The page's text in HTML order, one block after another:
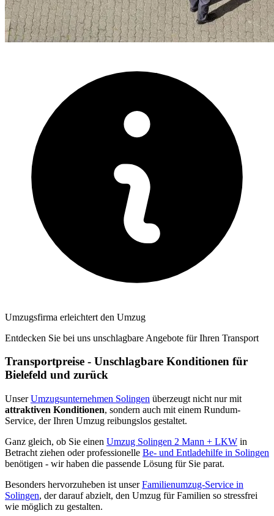
Umzugsfirma erleichtert den Umzug
Entdecken Sie bei uns unschlagbare Angebote für Ihren Transport
Transportpreise - Unschlagbare Konditionen für
Bielefeld und zurück
UnserUmzugsunternehmen Solingen überzeugt nicht nur mit
attraktiven Konditionen, sondern auch mit einem Rundum-
Service, der Ihren Umzug reibungslos gestaltet.
Ganz gleich, ob Sie einen Umzug Solingen 2 Mann + LKW in
Betracht ziehen oder professionelle Be- und Entladehilfe in Solingen
benötigen - wir haben die passende Lösung für Sie parat.
Besonders hervorzuheben ist unserFamilienumzug-Service in
Solingen, der darauf abzielt, den Umzug für Familien so stressfrei
wie möglich zu gestalten.